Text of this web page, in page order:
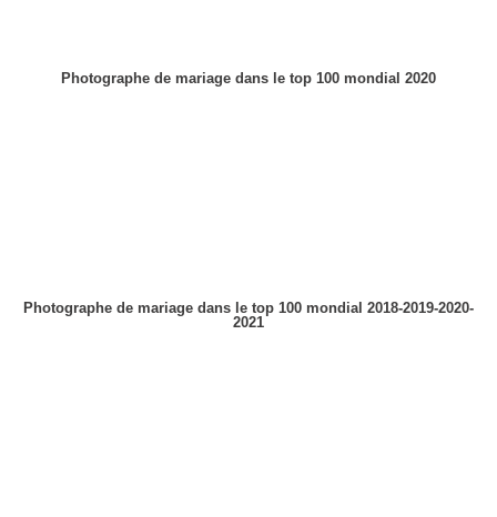
Photographe de mariage dans le top 100 mondial 2020
Photographe de mariage dans le top 100 mondial 2018-2019-2020-
2021